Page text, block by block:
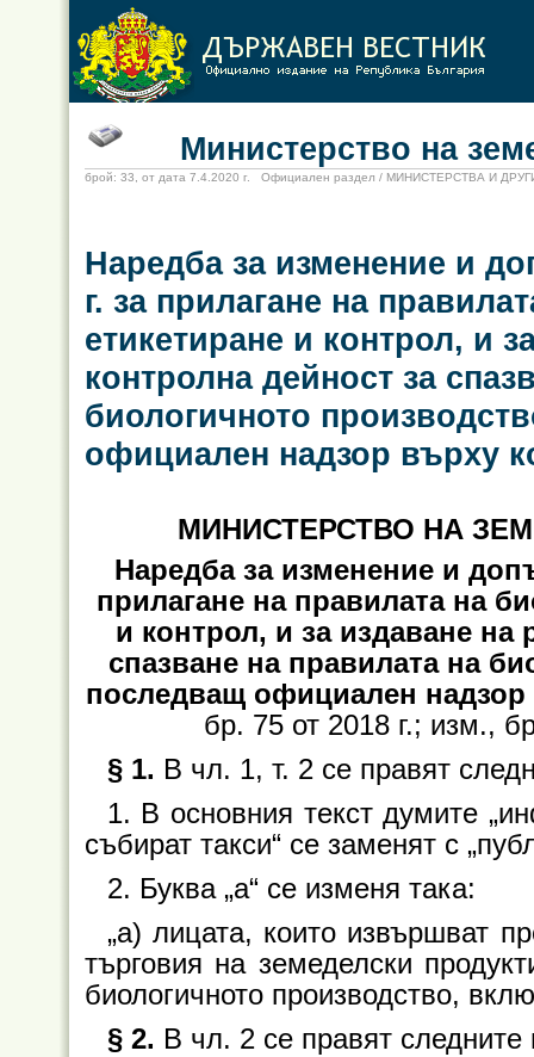
Министерство на
брой: 33, от дата 7.4.2020 г. Официален раздел / МИНИСТЕРСТВА И
Наредба за изменение и
г. за прилагане на
етикетиране и контрол, и
контролна дейност за
биологичното
официален надзор върху
МИНИСТЕРСТВО НА
Наредба за изменение и
прилагане на правилата на
и контрол, и за издаване на
спазване на правилата на
последващ официален
бр. 75 от 2018 г.; изм.,
§ 1. В чл. 1, т. 2 се правят
1. В основния текст думите
събират такси“ се заменят с
2. Буква „а“ се изменя така:
„а) лицата, които извършват
търговия на земеделски
биологичното производство,
§ 2. В чл. 2 се правят